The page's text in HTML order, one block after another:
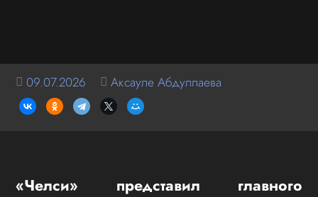
09.07.2026 Аксауле Абдуллаева
«Челси» представил главного